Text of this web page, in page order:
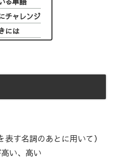
チャレンジ
には
す名詞のあとに用いて）
い、高い